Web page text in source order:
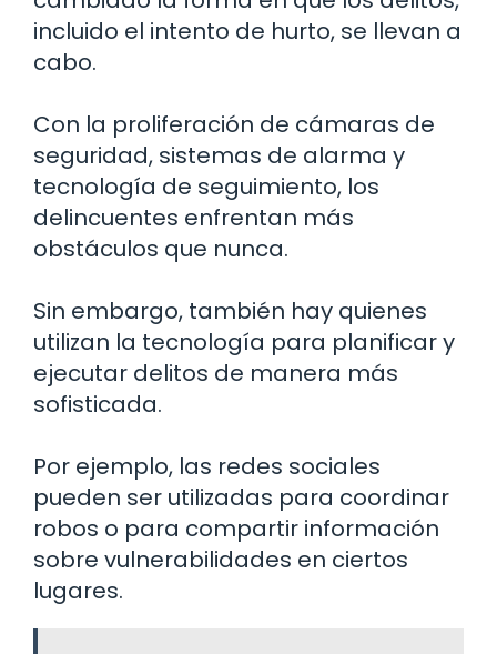
incluido el intento de hurto, se llevan a
cabo.
Con la proliferación de cámaras de
seguridad, sistemas de alarma y
tecnología de seguimiento, los
delincuentes enfrentan más
obstáculos que nunca.
Sin embargo, también hay quienes
utilizan la tecnología para planificar y
ejecutar delitos de manera más
sofisticada.
Por ejemplo, las redes sociales
pueden ser utilizadas para coordinar
robos o para compartir información
sobre vulnerabilidades en ciertos
lugares.